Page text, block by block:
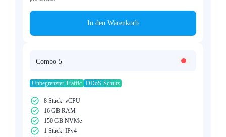
In den Warenkorb
Combo 5
Unbegrenzter Traffic DDoS-Schutz
8 Stück. vCPU
16 GB RAM
150 GB NVMe
1 Stück. IPv4